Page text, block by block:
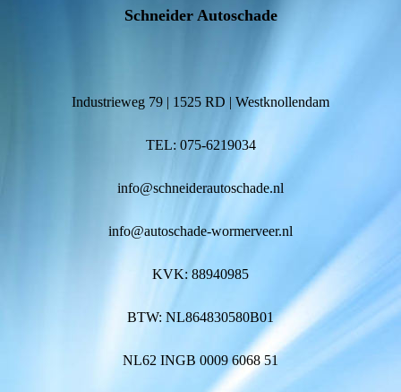
Schneider Autoschade
Industrieweg 79 | 1525 RD | Westknollendam
TEL: 075-6219034
info@schneiderautoschade.nl
info@autoschade-wormerveer.nl
KVK: 88940985
BTW: NL864830580B01
NL62 INGB 0009 6068 51